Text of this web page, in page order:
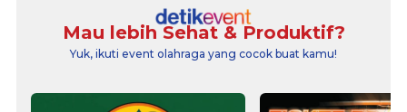
Mau lebih Sehat & Produktif?
Yuk, ikuti event olahraga yang cocok buat kamu!